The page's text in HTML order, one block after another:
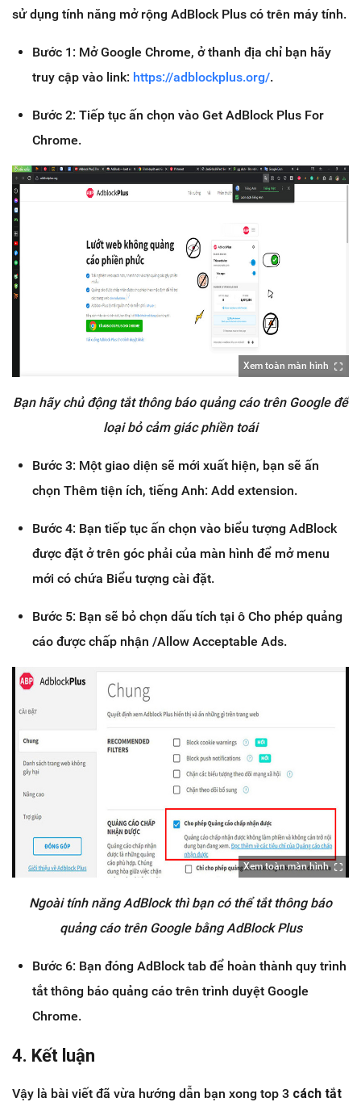
sử dụng tính năng mở rộng AdBlock Plus có trên máy tính.
Bước 1: Mở Google Chrome, ở thanh địa chỉ bạn hãy
truy cập vào link: https://adblockplus.org/.
Bước 2: Tiếp tục ấn chọn vào Get AdBlock Plus For
Chrome.
Xem toàn màn hình
Bạn hãy chủ động tắt thông báo quảng cáo trên Google để
loại bỏ cảm giác phiền toái
Bước 3: Một giao diện sẽ mới xuất hiện, bạn sẽ ấn
chọn Thêm tiện ích, tiếng Anh: Add extension.
Bước 4: Bạn tiếp tục ấn chọn vào biểu tượng AdBlock
được đặt ở trên góc phải của màn hình để mở menu
mới có chứa Biểu tượng cài đặt.
Bước 5: Bạn sẽ bỏ chọn dấu tích tại ô Cho phép quảng
cáo được chấp nhận /Allow Acceptable Ads.
Xem toàn màn hình
Ngoài tính năng AdBlock thì bạn có thể tắt thông báo
quảng cáo trên Google bằng AdBlock Plus
Bước 6: Bạn đóng AdBlock tab để hoàn thành quy trình
tắt thông báo quảng cáo trên trình duyệt Google
Chrome.
4. Kết luận
Vậy là bài viết đã vừa hướng dẫn bạn xong top 3 cách tắt